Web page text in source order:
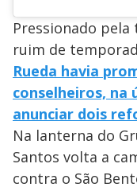
Pressionado
ruim de
Rueda havia
conselheiros, na
anunciar dois
Na lanterna do
Santos volta a
contra o São